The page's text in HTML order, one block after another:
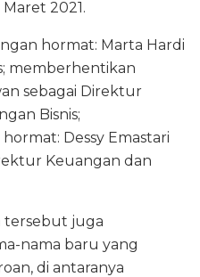
2021.
hormat: Marta Hardi
memberhentikan
sebagai Direktur
Bisnis;
Dessy Emastari
Keuangan dan
tersebut juga
nama baru yang
di antaranya